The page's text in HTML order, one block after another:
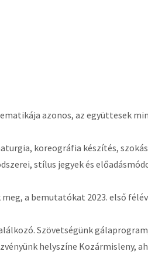
azonos, az együttesek
koreográfia készítés,
stílus jegyek és
meg, a bemutatókat 2023. első
Szövetségünk
helyszíne Kozármisleny,